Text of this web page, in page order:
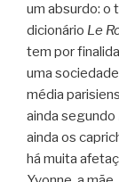
um absurdo: o
dicionário Le
tem por
uma
média
ainda segundo
ainda os
há muita